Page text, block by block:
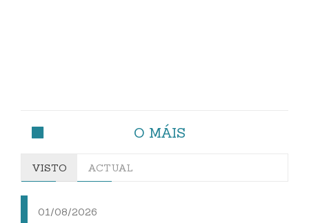
O MÁIS
VISTO ACTUAL
01/08/2026